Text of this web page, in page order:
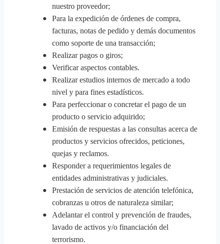
nuestro proveedor;
Para la expedición de órdenes de compra,
facturas, notas de pedido y demás documentos
como soporte de una transacción;
Realizar pagos o giros;
Verificar aspectos contables.
Realizar estudios internos de mercado a todo
nivel y para fines estadísticos.
Para perfeccionar o concretar el pago de un
producto o servicio adquirido;
Emisión de respuestas a las consultas acerca de
productos y servicios ofrecidos, peticiones,
quejas y reclamos.
Responder a requerimientos legales de
entidades administrativas y judiciales.
Prestación de servicios de atención telefónica,
cobranzas u otros de naturaleza similar;
Adelantar el control y prevención de fraudes,
lavado de activos y/o financiación del
terrorismo.